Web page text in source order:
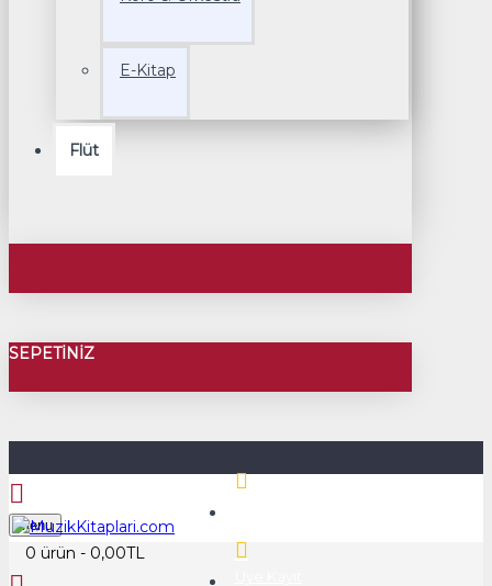
E-Kitap
Flüt
SEPETINIZ
Menu
0 ürün - 0,00TL